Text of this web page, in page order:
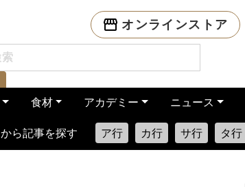
オンラインストア
食材 アカデミー ニュース
ら記事を探す ア行 カ行 サ行 タ行